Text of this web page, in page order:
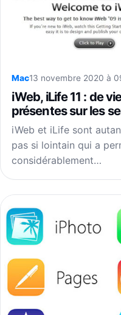
Mac13 novembre 2020 à
iWeb, iLife 11 : de
présentes sur les
iWeb et iLife sont
pas si lointain qui a
considérablement…